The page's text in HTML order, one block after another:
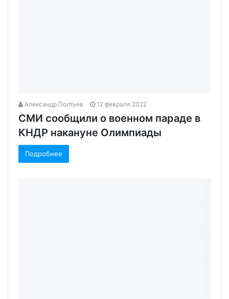
Александр Полтьев 12 февраля 2022
СМИ сообщили о военном параде в
КНДР накануне Олимпиады‍
Подробнее